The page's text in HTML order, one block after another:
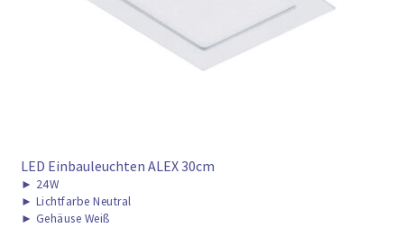
► ZAHLARTEN
► VERSANDARTEN
LED Einbauleuchten ALEX 30cm
► 24W
► Lichtfarbe Neutral
► Gehäuse Weiß